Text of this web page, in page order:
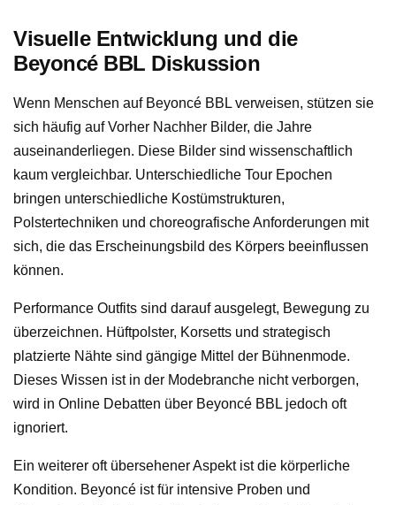
Visuelle Entwicklung und die
Beyoncé BBL Diskussion
Wenn Menschen auf Beyoncé BBL verweisen, stützen sie
sich häufig auf Vorher Nachher Bilder, die Jahre
auseinanderliegen. Diese Bilder sind wissenschaftlich
kaum vergleichbar. Unterschiedliche Tour Epochen
bringen unterschiedliche Kostümstrukturen,
Polstertechniken und choreografische Anforderungen mit
sich, die das Erscheinungsbild des Körpers beeinflussen
können.
Performance Outfits sind darauf ausgelegt, Bewegung zu
überzeichnen. Hüftpolster, Korsetts und strategisch
platzierte Nähte sind gängige Mittel der Bühnenmode.
Dieses Wissen ist in der Modebranche nicht verborgen,
wird in Online Debatten über Beyoncé BBL jedoch oft
ignoriert.
Ein weiterer oft übersehener Aspekt ist die körperliche
Kondition. Beyoncé ist für intensive Proben und